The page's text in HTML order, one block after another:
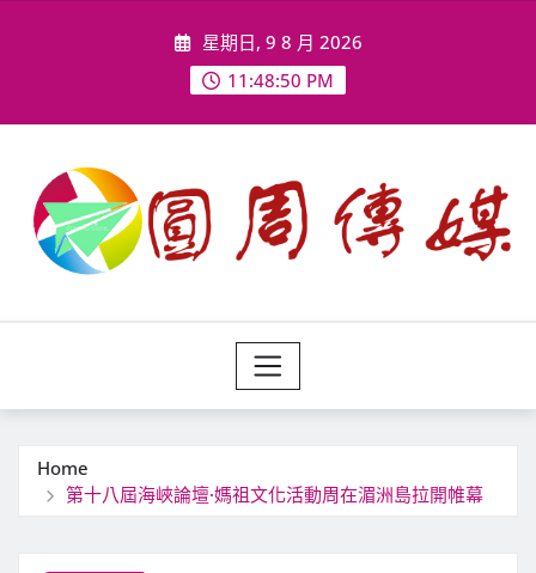
星期日, 9 8 月 2026
11:48:53 PM
Home
第十八屆海峽論壇·媽祖文化活動周在湄洲島拉開帷幕